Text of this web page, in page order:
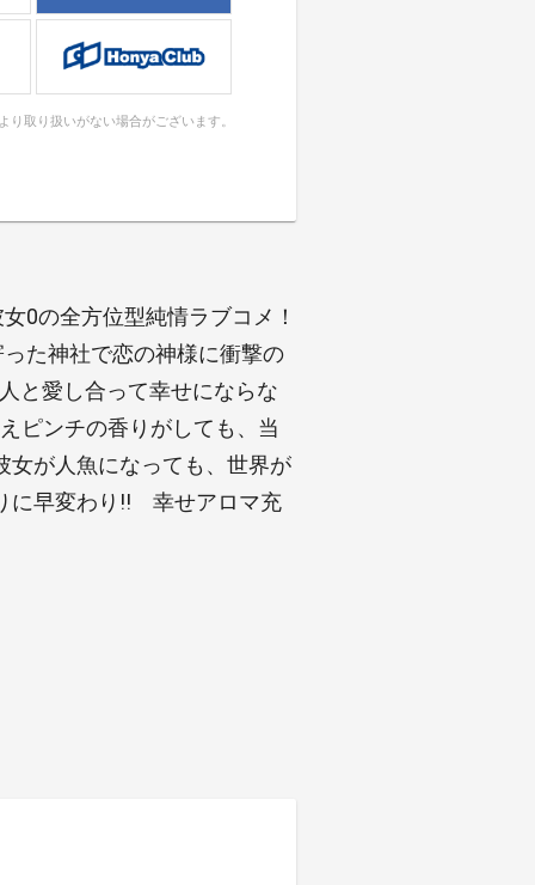
り取り扱いがない場合がございます。
0の全方位型純情ラブコメ！
た神社で恋の神様に衝撃の
と愛し合って幸せにならな
ピンチの香りがしても、当
が人魚になっても、世界が
に早変わり!! 幸せアロマ充